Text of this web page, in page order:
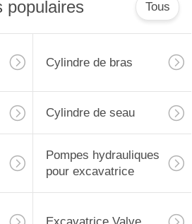
populaires Tous
Cylindre de bras
Cylindre de seau
Pompes hydrauliques
pour excavatrice